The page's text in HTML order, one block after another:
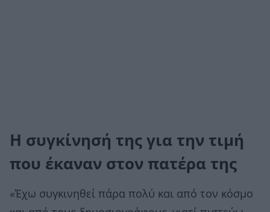
Η συγκίνησή της για την τιμή
που έκαναν στον πατέρα της
«Έχω συγκινηθεί πάρα πολύ και από τον κόσμο